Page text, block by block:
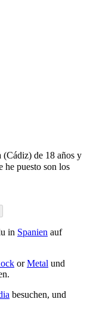
(Cádiz) de 18 años y
he puesto son los
in Spanien auf
orMetal und
besuchen, und